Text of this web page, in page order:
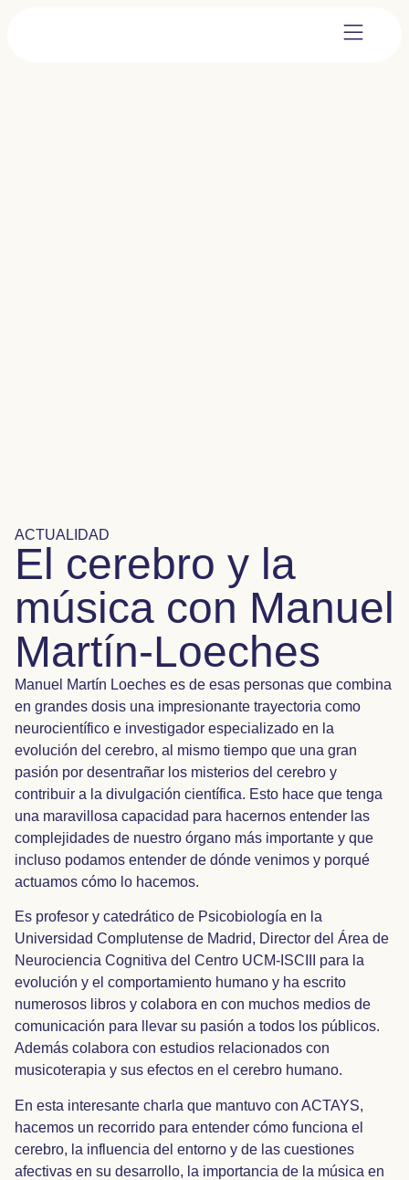
ACTUALIDAD
El cerebro y la
música con Manuel
Martín-Loeches
Manuel Martín Loeches es de esas personas que combina
en grandes dosis una impresionante trayectoria como
neurocientífico e investigador especializado en la
evolución del cerebro, al mismo tiempo que una gran
pasión por desentrañar los misterios del cerebro y
contribuir a la divulgación científica. Esto hace que tenga
una maravillosa capacidad para hacernos entender las
complejidades de nuestro órgano más importante y que
incluso podamos entender de dónde venimos y porqué
actuamos cómo lo hacemos.
Es profesor y catedrático de Psicobiología en la
Universidad Complutense de Madrid, Director del Área de
Neurociencia Cognitiva del Centro UCM-ISCIII para la
evolución y el comportamiento humano y ha escrito
numerosos libros y colabora en con muchos medios de
comunicación para llevar su pasión a todos los públicos.
Además colabora con estudios relacionados con
musicoterapia y sus efectos en el cerebro humano.
En esta interesante charla que mantuvo con ACTAYS,
hacemos un recorrido para entender cómo funciona el
cerebro, la influencia del entorno y de las cuestiones
afectivas en su desarrollo, la importancia de la música en